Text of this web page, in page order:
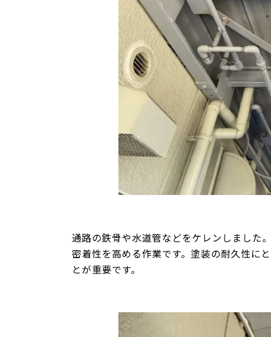
通路の鉄骨や水道管などをケレンしました
密着性を高める作業です。塗装の耐久性に
とが重要です。